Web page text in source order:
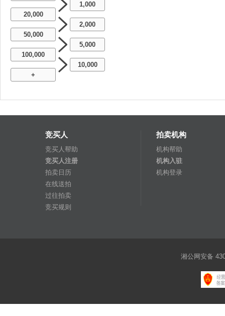
1,000
20,000
2,000
50,000
5,000
100,000
10,000
+
竞买人
竞买人帮助
竞买人注册
拍卖日历
在线送拍
过往拍卖
竞买规则
拍卖机构
机构帮助
机构入驻
机构登录
湘公网安备